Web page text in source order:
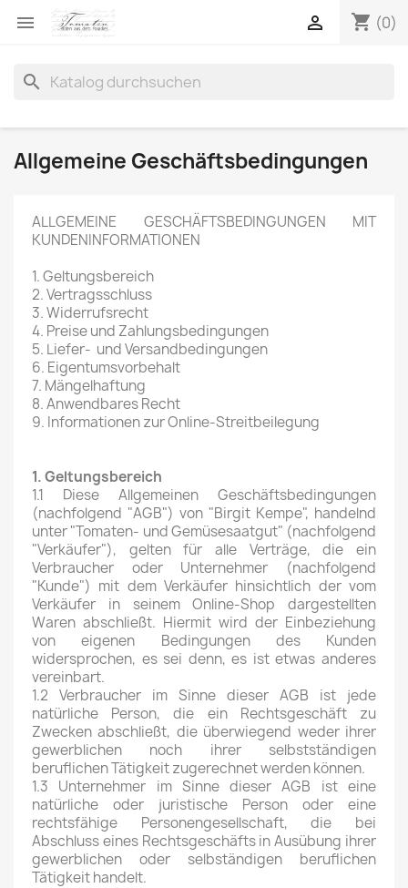
 shopping_cart (0)

search
Allgemeine Geschäftsbedingungen
ALLGEMEINE GESCHÄFTSBEDINGUNGEN MIT
KUNDENINFORMATIONEN
1. Geltungsbereich
2. Vertragsschluss
3. Widerrufsrecht
4. Preise und Zahlungsbedingungen
5. Liefer- und Versandbedingungen
6. Eigentumsvorbehalt
7. Mängelhaftung
8. Anwendbares Recht
9. Informationen zur Online-Streitbeilegung
1. Geltungsbereich
1.1 Diese Allgemeinen Geschäftsbedingungen
(nachfolgend "AGB") von "Birgit Kempe", handelnd
unter "Tomaten- und Gemüsesaatgut" (nachfolgend
"Verkäufer"), gelten für alle Verträge, die ein
Verbraucher oder Unternehmer (nachfolgend
"Kunde") mit dem Verkäufer hinsichtlich der vom
Verkäufer in seinem Online-Shop dargestellten
Waren abschließt. Hiermit wird der Einbeziehung
von eigenen Bedingungen des Kunden
widersprochen, es sei denn, es ist etwas anderes
vereinbart.
1.2 Verbraucher im Sinne dieser AGB ist jede
natürliche Person, die ein Rechtsgeschäft zu
Zwecken abschließt, die überwiegend weder ihrer
gewerblichen noch ihrer selbstständigen
beruflichen Tätigkeit zugerechnet werden können.
1.3 Unternehmer im Sinne dieser AGB ist eine
natürliche oder juristische Person oder eine
rechtsfähige Personengesellschaft, die bei
Abschluss eines Rechtsgeschäfts in Ausübung ihrer
gewerblichen oder selbständigen beruflichen
Tätigkeit handelt.